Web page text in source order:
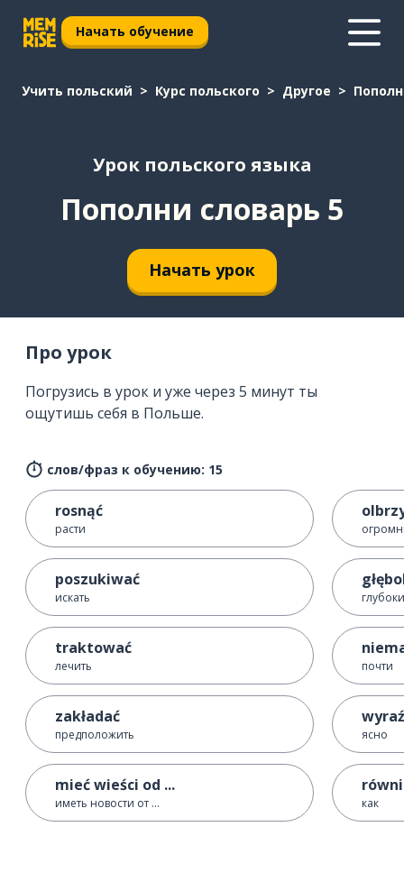
Начать обучение
Учить польский Курс польского Другое
Урок польского языка
Пополни словарь 5
Начать урок
Про урок
Погрузись в урок и уже через 5 минут ты
ощутишь себя в Польше.
слов/фраз к обучению: 15
rosnąć
расти
poszukiwać
искать
traktować
лечить
zakładać
предположить
mieć wieści od ...
иметь новости от ...
почти
ясно
как